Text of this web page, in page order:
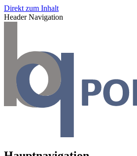
Direkt zum Inhalt
Header Navigation